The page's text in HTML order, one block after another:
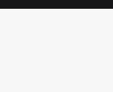
الموقع